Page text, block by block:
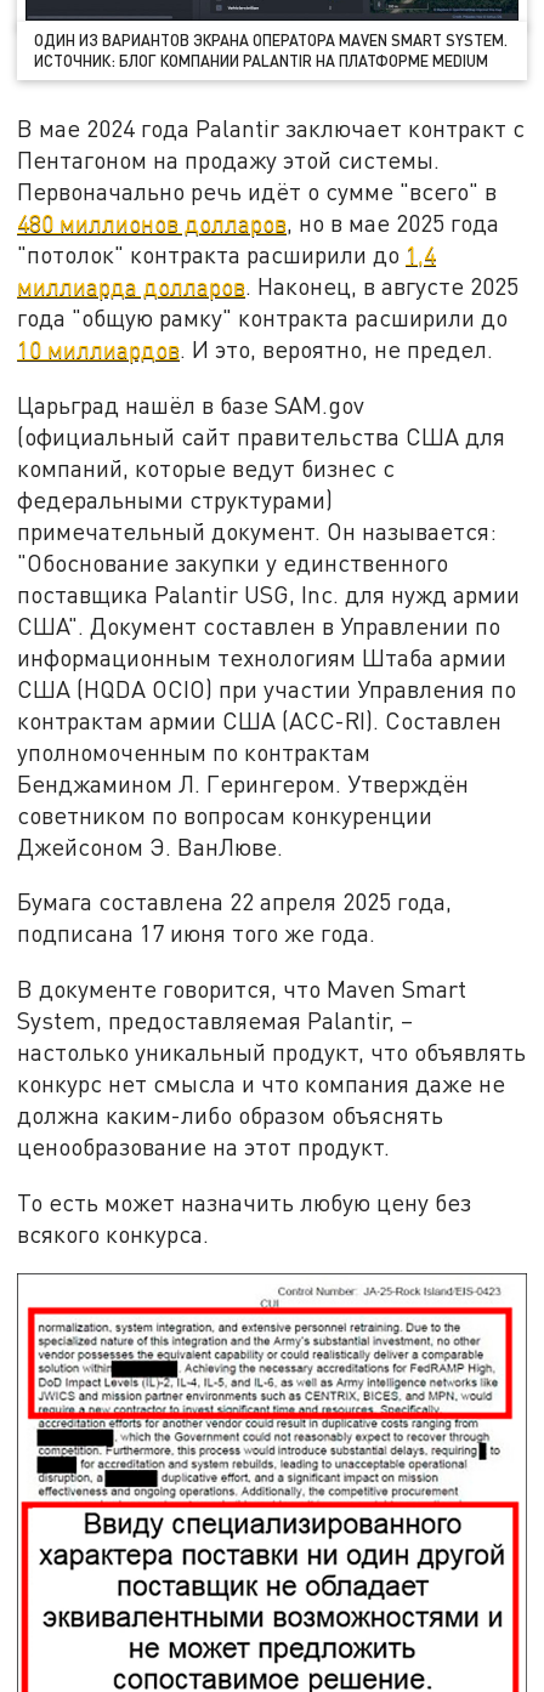
ОДИН ИЗ ВАРИАНТОВ ЭКРАНА ОПЕРАТОРА MAVEN SMART SYSTEM.
ИСТОЧНИК: БЛОГ КОМПАНИИ PALANTIR НА ПЛАТФОРМЕ MEDIUM
В мае 2024 года Palantir заключает контракт с
Пентагоном на продажу этой системы.
Первоначально речь идёт о сумме "всего" в
480 миллионов долларов, но в мае 2025 года
"потолок" контракта расширили до 1,4
миллиарда долларов. Наконец, в августе 2025
года "общую рамку" контракта расширили до
10 миллиардов. И это, вероятно, не предел.
Царьград нашёл в базе SAM.gov
(официальный сайт правительства США для
компаний, которые ведут бизнес с
федеральными структурами)
примечательный документ. Он называется:
"Обоснование закупки у единственного
поставщика Palantir USG, Inc. для нужд армии
США". Документ составлен в Управлении по
информационным технологиям Штаба армии
США (HQDA OCIO) при участии Управления по
контрактам армии США (ACC-RI). Составлен
уполномоченным по контрактам
Бенджамином Л. Герингером. Утверждён
советником по вопросам конкуренции
Джейсоном Э. ВанЛюве.
Бумага составлена 22 апреля 2025 года,
подписана 17 июня того же года.
В документе говорится, что Maven Smart
System, предоставляемая Palantir, –
настолько уникальный продукт, что объявлять
конкурс нет смысла и что компания даже не
должна каким-либо образом объяснять
ценообразование на этот продукт.
То есть может назначить любую цену без
всякого конкурса.